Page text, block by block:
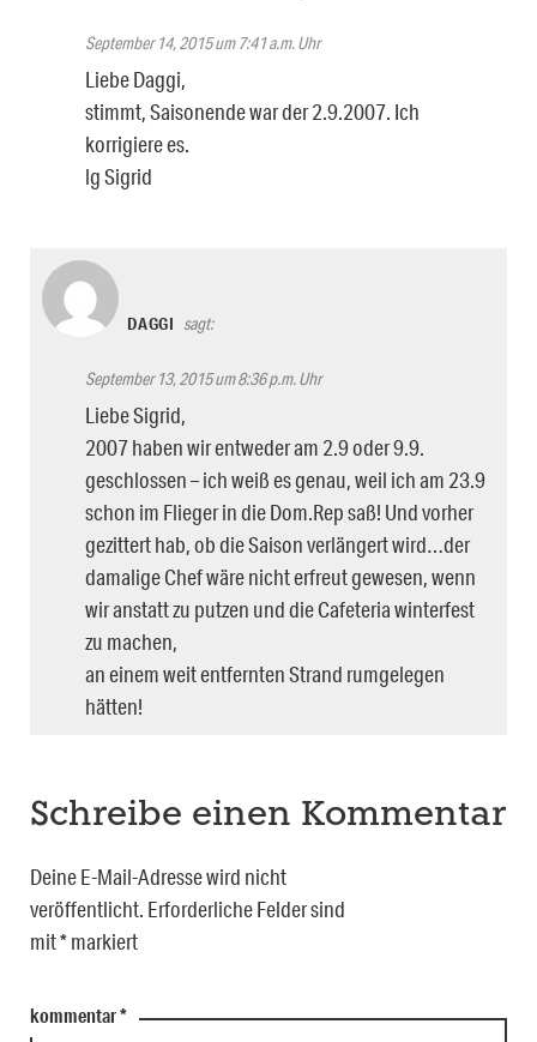
September 14, 2015 um 7:41 a.m. Uhr
Liebe Daggi,
stimmt, Saisonende war der 2.9.2007. Ich
korrigiere es.
lg Sigrid
DAGGI sagt:
September 13, 2015 um 8:36 p.m. Uhr
Liebe Sigrid,
2007 haben wir entweder am 2.9 oder 9.9.
geschlossen – ich weiß es genau, weil ich am 23.9
schon im Flieger in die Dom.Rep saß! Und vorher
gezittert hab, ob die Saison verlängert wird…der
damalige Chef wäre nicht erfreut gewesen, wenn
wir anstatt zu putzen und die Cafeteria winterfest
zu machen,
an einem weit entfernten Strand rumgelegen
hätten!
Schreibe einen Kommentar
Deine E-Mail-Adresse wird nicht
veröffentlicht. Erforderliche Felder sind
mit*markiert
kommentar*